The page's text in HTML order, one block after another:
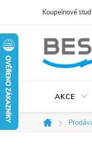
obsah
Koupelnové
AKCE
Domů